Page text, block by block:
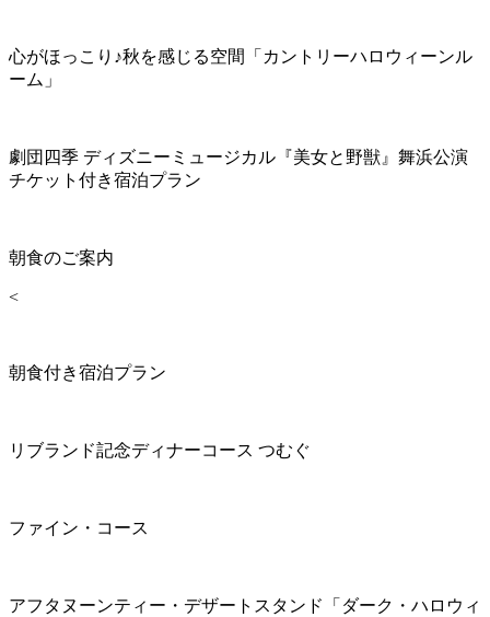
心がほっこり♪秋を感じる空間「カントリーハロウィーンル
ーム」
劇団四季 ディズニーミュージカル『美女と野獣』舞浜公演
チケット付き宿泊プラン
朝食のご案内
<
朝食付き宿泊プラン
リブランド記念ディナーコース つむぐ
ファイン・コース
アフタヌーンティー・デザートスタンド「ダーク・ハロウィ